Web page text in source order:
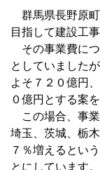
群馬県長野原町
目指して建設工
その事業費につ
としていました
よそ７２０億円
０億円とする案
この場合、事業
埼玉、茨城、栃
７％増えるとい
とにしています。